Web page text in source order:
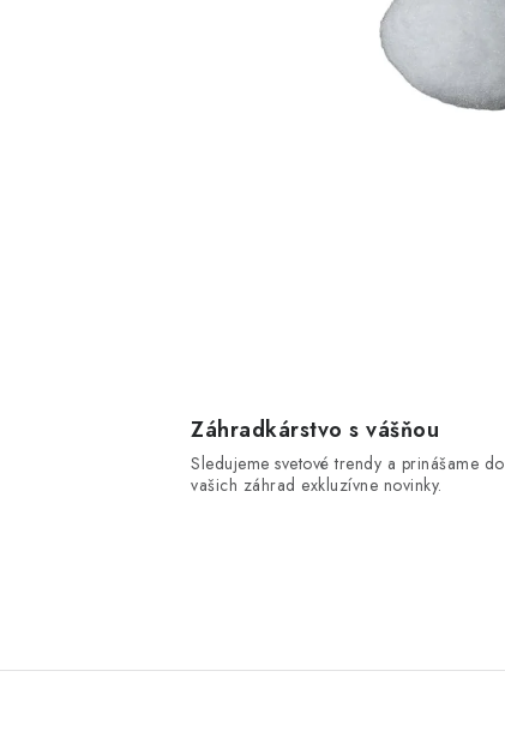
Záhradkárstvo s vášňou
Sledujeme svetové trendy a prinášame do
vašich záhrad exkluzívne novinky.